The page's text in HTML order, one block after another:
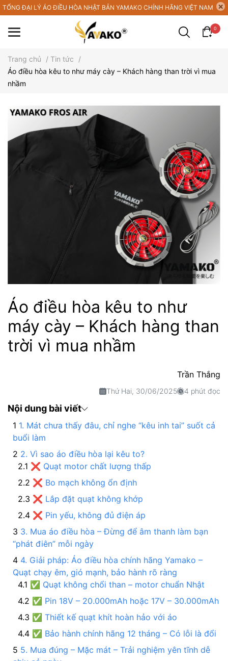
TỔNG ĐẠI LÝ ÁO ĐIỀU HÒA NHẬT BẢN YAMAKO CHÍNH HÃNG VIỆT NAM
0
Trang chủ / Tin tức
/
Áo điều hòa kêu to như máy cày – Khách hàng than trời vì mua
nhầm
Áo điều hòa kêu to như
máy cày – Khách hàng than
trời vì mua nhầm
Trần Thắng
Thứ Hai, 30/06/2025 4 phút đọc
Nội dung bài viết
1. Mát chưa thấy đâu, chỉ nghe “kêu inh tai” suốt cả
buổi làm
2. Vì sao áo điều hòa lại kêu to?
❌ Quạt motor chất lượng thấp
❌ Bo mạch không ổn định
❌ Lắp đặt quạt không khớp
❌ Pin yếu, không đủ điện áp
3. Mua áo điều hòa – Đừng để âm thanh làm bạn
“phát điên” mỗi ngày
4. Giải pháp: Áo điều hòa chính hãng Yamako –
Quạt chạy êm, gió mạnh, bảo hành rõ ràng
✅ Quạt không chổi than – motor chuẩn Nhật
✅ Pin 18V – 20.000mAh hoặc 17V – 30.000mAh
✅ Thiết kế quạt khít hoàn hảo với áo
✅ Bảo hành chính hãng 12 tháng – Có lỗi là đổi
5. Mua đúng – Mặc mát – Trải nghiệm yên tĩnh dễ